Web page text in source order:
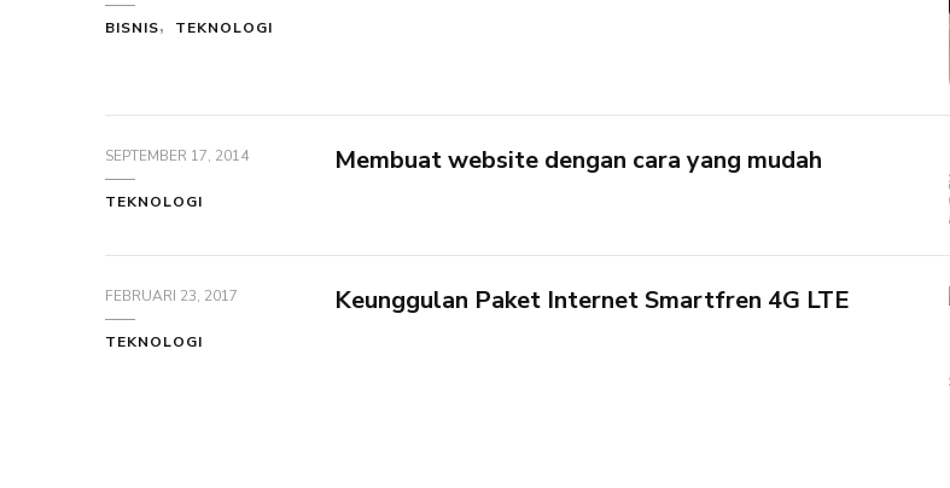
BISNIS TEKNOLOGI
SEPTEMBER 17, 2014
TEKNOLOGI
Membuat website dengan cara yang mudah
FEBRUARI 23, 2017
TEKNOLOGI
Keunggulan Paket Internet Smartfren 4G LTE